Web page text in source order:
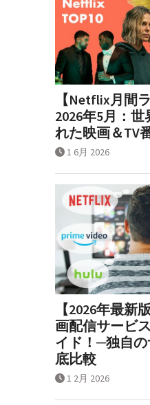
【Netflix月間
2026年5月：
れた映画＆TV
1 6月 2026
【2026年最新
画配信サービ
イド！─独自
底比較
1 2月 2026